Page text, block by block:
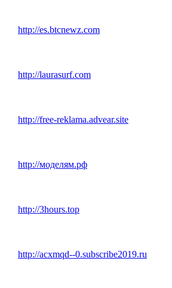
http://es.btcnewz.com
http://laurasurf.com
http://free-reklama.advear.site
http://моделям.рф
http://3hours.top
http://acxmqd--0.subscribe2019.ru